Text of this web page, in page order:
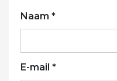
Naam *
E-mail *